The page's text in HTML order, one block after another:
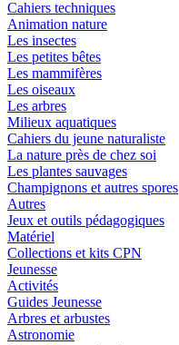
Cahiers techniques
Animation nature
Les insectes
Les petites bêtes
Les mammifères
Les oiseaux
Les arbres
Milieux aquatiques
Cahiers du jeune naturaliste
La nature près de chez soi
Les plantes sauvages
Champignons et autres spores
Autres
Jeux et outils pédagogiques
Matériel
Collections et kits CPN
Jeunesse
Activités
Guides Jeunesse
Arbres et arbustes
Astronomie